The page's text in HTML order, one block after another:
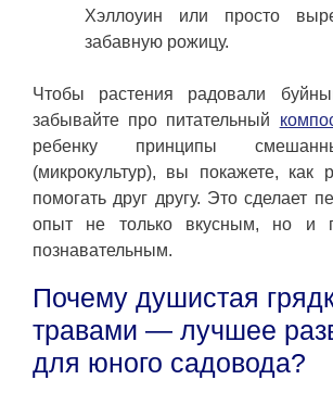
Хэллоуин или просто
забавную рожицу.
Чтобы растения радовали
забывайте про питательный
ребенку принципы
(микрокультур), вы покажете, как
помогать друг другу. Это сделает
опыт не только вкусным, но и
познавательным.
Почему душистая
травами — лучшее
для юного садовода?